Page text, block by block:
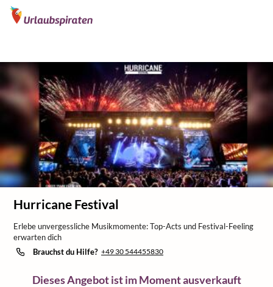
Hurricane Festival
Erlebe unvergessliche Musikmomente: Top-Acts und Festival-Feeling
erwarten dich
Brauchst du Hilfe? +49 30 544455830
Dieses Angebot ist im Moment ausverkauft